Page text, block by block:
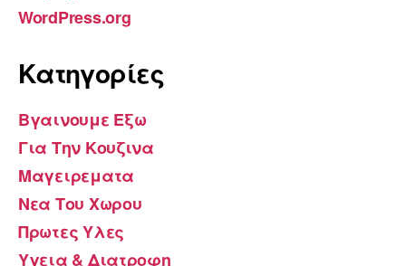
WordPress.org
Kατηγορίες
Βγαινουμε Εξω
Για Την Κουζινα
Μαγειρεματα
Νεα Του Χωρου
Πρωτες Υλες
Υγεια & Διατροφη